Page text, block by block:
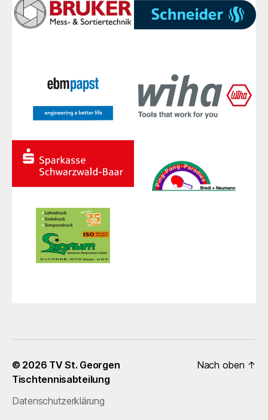
© 2026 TV St. Georgen
Tischtennisabteilung
Datenschutzerklärung
Nach oben ↑